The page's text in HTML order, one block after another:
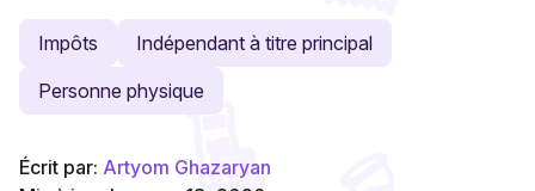
Impôts
Indépendant à titre principal
Personne physique
Écrit par: Artyom Ghazaryan